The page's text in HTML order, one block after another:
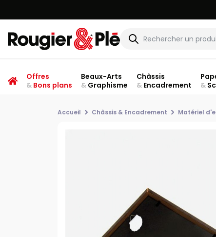
Offres
&Bons plans
Beaux-Arts
&Graphisme
Châssis
&Encadrement
&
Accueil Châssis & Encadrement Matériel